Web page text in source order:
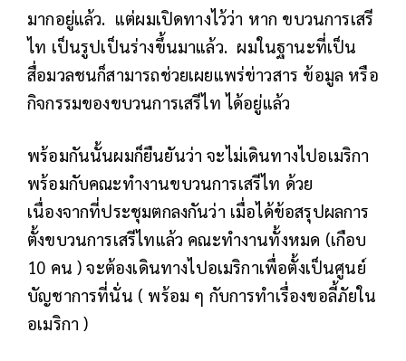
มากอยู่แล้ว. แต่ผมเปิดทางไว้ว่า หาก ขบวนการเสรี
ไท เป็นรูปเป็นร่างขึ้นมาแล้ว. ผมในฐานะที่เป็น
สื่อมวลชนก็สามารถช่วยเผยแพร่ข่าวสาร ข้อมูล หรือ
กิจกรรมของขบวนการเสรีไท ได้อยู่แล้ว
พร้อมกันนั้นผมก็ยืนยันว่า จะไม่เดินทางไปอเมริกา
พร้อมกับคณะทำงานขบวนการเสรีไท ด้วย
เนื่องจากที่ประชุมตกลงกันว่า เมื่อได้ข้อสรุปผลการ
ตั้งขบวนการเสรีไทแล้ว คณะทำงานทั้งหมด (เกือบ
10 คน ) จะต้องเดินทางไปอเมริกาเพื่อตั้งเป็นศูนย์
บัญชาการที่นั่น ( พร้อม ๆ กับการทำเรื่องขอลี้ภัยใน
อเมริกา )